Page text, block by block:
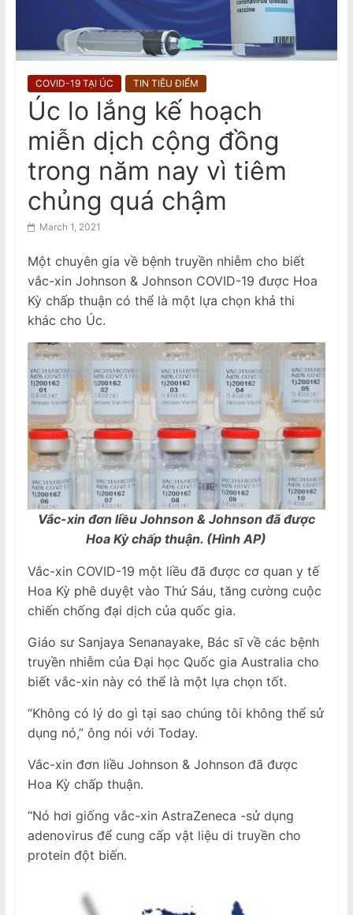
m
s
N
w
s
p
p
e
r
phụ nữ gốc Việt ở Fitzroy North
Man charged following death of
Vietnamese woman in Fitzroy North
COVID-19 TẠI ÚC TIN TIÊU ĐIỂM
Úc lo lắng kế hoạch
miễn dịch cộng đồng
trong năm nay vì tiêm
chủng quá chậm
March 1, 2021
Một chuyên gia về bệnh truyền nhiễm cho biết
vắc-xin Johnson & Johnson COVID-19 được Hoa
Kỳ chấp thuận có thể là một lựa chọn khả thi
khác cho Úc.
Vắc-xin đơn liều Johnson & Johnson đã được
Hoa Kỳ chấp thuận. (Hình AP)
Vắc-xin COVID-19 một liều đã được cơ quan y tế
Hoa Kỳ phê duyệt vào Thứ Sáu, tăng cường cuộc
chiến chống đại dịch của quốc gia.
Giáo sư Sanjaya Senanayake, Bác sĩ về các bệnh
truyền nhiễm của Đại học Quốc gia Australia cho
biết vắc-xin này có thể là một lựa chọn tốt.
“Không có lý do gì tại sao chúng tôi không thể sử
dụng nó,” ông nói với Today.
Vắc-xin đơn liều Johnson & Johnson đã được
Hoa Kỳ chấp thuận.
“Nó hơi giống vắc-xin AstraZeneca -sử dụng
adenovirus để cung cấp vật liệu di truyền cho
protein đột biến.